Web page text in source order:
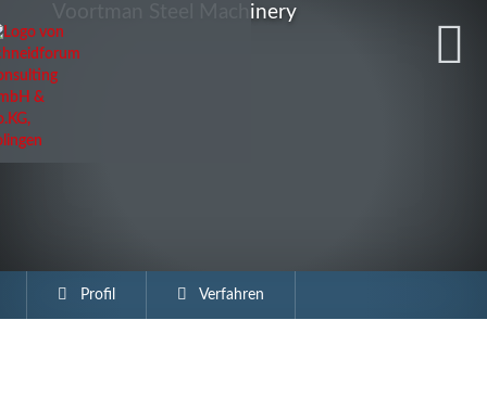
Voortman Steel Machinery
Profil Verfahren